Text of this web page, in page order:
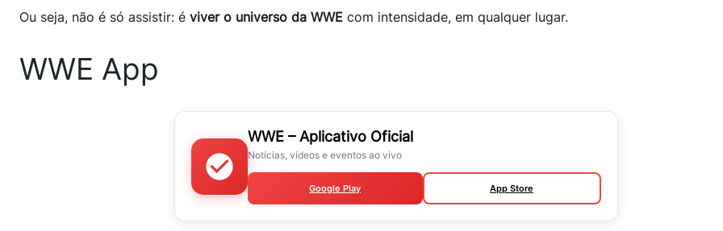
Ou seja, não é só assistir: é viver o universo da WWE com intensidade, em qualquer lugar.
WWE App
WWE – Aplicativo Oficial
Notícias, vídeos e eventos ao vivo
Google Play App Store